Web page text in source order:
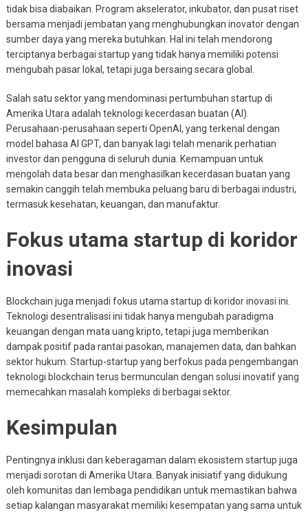
tidak bisa diabaikan. Program akselerator, inkubator, dan pusat riset
bersama menjadi jembatan yang menghubungkan inovator dengan
sumber daya yang mereka butuhkan. Hal ini telah mendorong
terciptanya berbagai startup yang tidak hanya memiliki potensi
mengubah pasar lokal, tetapi juga bersaing secara global.
Salah satu sektor yang mendominasi pertumbuhan startup di
Amerika Utara adalah teknologi kecerdasan buatan (AI).
Perusahaan-perusahaan seperti OpenAI, yang terkenal dengan
model bahasa AI GPT, dan banyak lagi telah menarik perhatian
investor dan pengguna di seluruh dunia. Kemampuan untuk
mengolah data besar dan menghasilkan kecerdasan buatan yang
semakin canggih telah membuka peluang baru di berbagai industri,
termasuk kesehatan, keuangan, dan manufaktur.
Fokus utama startup di koridor
inovasi
Blockchain juga menjadi fokus utama startup di koridor inovasi ini.
Teknologi desentralisasi ini tidak hanya mengubah paradigma
keuangan dengan mata uang kripto, tetapi juga memberikan
dampak positif pada rantai pasokan, manajemen data, dan bahkan
sektor hukum. Startup-startup yang berfokus pada pengembangan
teknologi blockchain terus bermunculan dengan solusi inovatif yang
memecahkan masalah kompleks di berbagai sektor.
Kesimpulan
Pentingnya inklusi dan keberagaman dalam ekosistem startup juga
menjadi sorotan di Amerika Utara. Banyak inisiatif yang didukung
oleh komunitas dan lembaga pendidikan untuk memastikan bahwa
setiap kalangan masyarakat memiliki kesempatan yang sama untuk